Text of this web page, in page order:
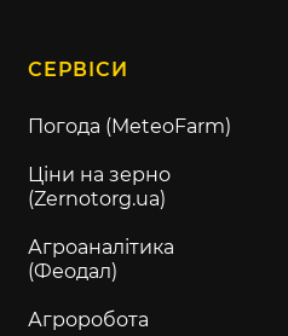
СЕРВІСИ
Погода (MeteoFarm)
Ціни на зерно
(Zernotorg.ua)
Агроаналітика
(Феодал)
Агроробота